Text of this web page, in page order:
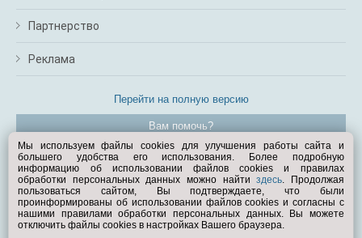
Партнерство
Реклама
Перейти на полную версию
Вам помочь?
© Exist.ru 1998—2026
Мы используем файлы cookies для улучшения работы сайта и
большего удобства его использования. Более подробную
информацию об использовании файлов cookies и правилах
обработки персональных данных можно найтиздесь. Продолжая
пользоваться сайтом, Вы подтверждаете, что были
проинформированы об использовании файлов cookies и согласны с
нашими правилами обработки персональных данных. Вы можете
отключить файлы cookies в настройках Вашего браузера.